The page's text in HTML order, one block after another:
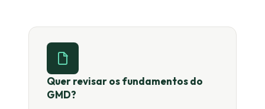
Quer revisar os fundamentos do
GMD?